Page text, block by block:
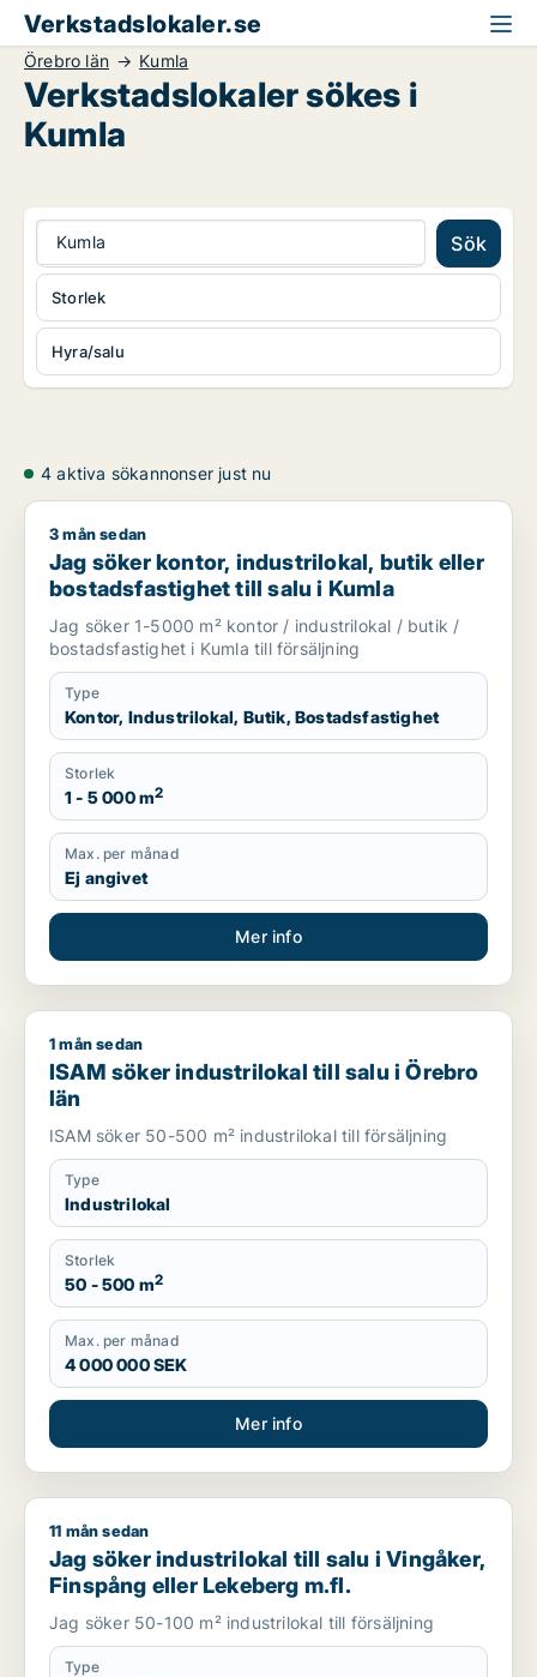
Verkstadslokaler.se
Örebro län Kumla
Verkstadslokaler sökes i
Kumla
Kumla Sök
Hyra/salu
Storlek
4 aktiva sökannonser just nu
Jag söker kontor, industrilokal, butik eller bostadsfastighet
3 mån sedan
Jag söker kontor, industrilokal, butik eller
bostadsfastighet till salu i Kumla
Jag söker 1-5000 m² kontor / industrilokal / butik /
bostadsfastighet i Kumla till försäljning
Type
Kontor, Industrilokal, Butik, Bostadsfastighet
Storlek
1 - 5 000 m2
Max. per månad
Ej angivet
Mer info
ISAM söker industrilokal till salu i Örebro län
1 mån sedan
ISAM söker industrilokal till salu i Örebro
län
ISAM söker 50-500 m² industrilokal till försäljning
Type
Industrilokal
Storlek
50 - 500 m2
Max. per månad
4 000 000 SEK
Mer info
Jag söker industrilokal till salu i Vingåker, Finspång eller
11 mån sedan
Jag söker industrilokal till salu i Vingåker,
Finspång eller Lekeberg m.fl.
Jag söker 50-100 m² industrilokal till försäljning
Type